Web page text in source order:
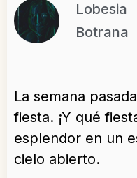
Lobesia
Botrana
La semana
fiesta. ¡Y qué
esplendor en un
cielo abierto.